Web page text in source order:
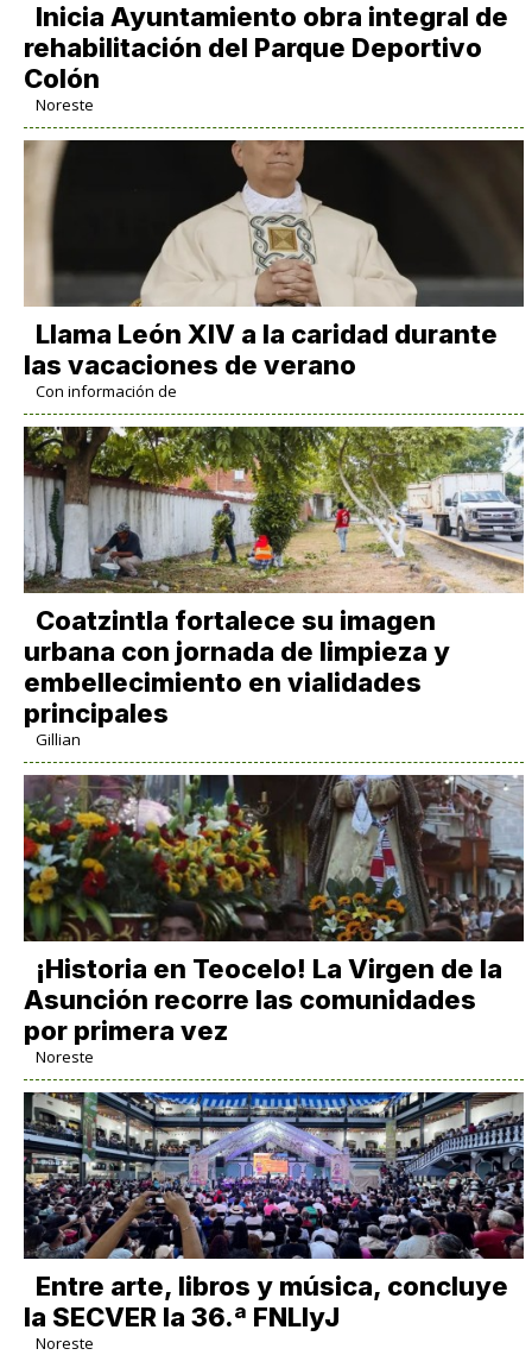
Inicia Ayuntamiento obra integral de
rehabilitación del Parque Deportivo
Colón
Noreste
Llama León XIV a la caridad durante
las vacaciones de verano
Con información de
Coatzintla fortalece su imagen
urbana con jornada de limpieza y
embellecimiento en vialidades
principales
Gillian
​¡Historia en Teocelo! La Virgen de la
Asunción recorre las comunidades
por primera vez
Noreste
Entre arte, libros y música, concluye
la SECVER la 36.ª FNLIyJ
Noreste